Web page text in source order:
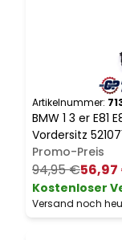
Artikelnummer:
BMW 1 3 er E81
Vordersitz
Promo-Preis
94,95 €56,97
Kostenloser
Versand noch